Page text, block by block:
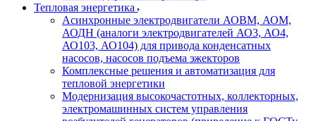
Тепловая энергетика
Асинхронные электродвигатели АОВМ, АОМ,
АОДН (аналоги электродвигателей АО3, АО4,
АО103, АО104) для привода конденсатных
насосов, насосов подъема эжекторов
Комплексные решения и автоматизация для
тепловой энергетики
Модернизация высокочастотных, коллекторных,
электромашинных систем управления